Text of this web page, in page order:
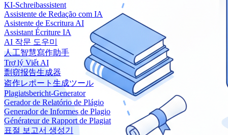
KI-Schreibassistent
Assistente de Redação com IA
Asistente de Escritura AI
Assistant Écriture IA
AI 작문 도우미
人工智慧寫作助手
Trợ lý Viết AI
剽窃报告生成器
盗作レポート生成ツール
Plagiatsbericht-Generator
Gerador de Relatório de Plágio
Generador de Informes de Plagio
Générateur de Rapport de Plagiat
표절 보고서 생성기